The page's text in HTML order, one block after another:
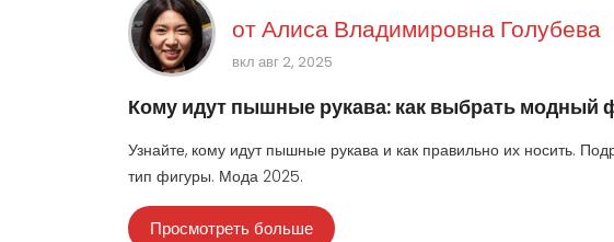
отАлиса Владимировна Голубева
вкл авг 2, 2025
Кому идут пышные рукава: как выбрать модный
Узнайте, кому идут пышные рукава и как правильно их носить.
тип фигуры. Мода 2025.
Просмотреть больше